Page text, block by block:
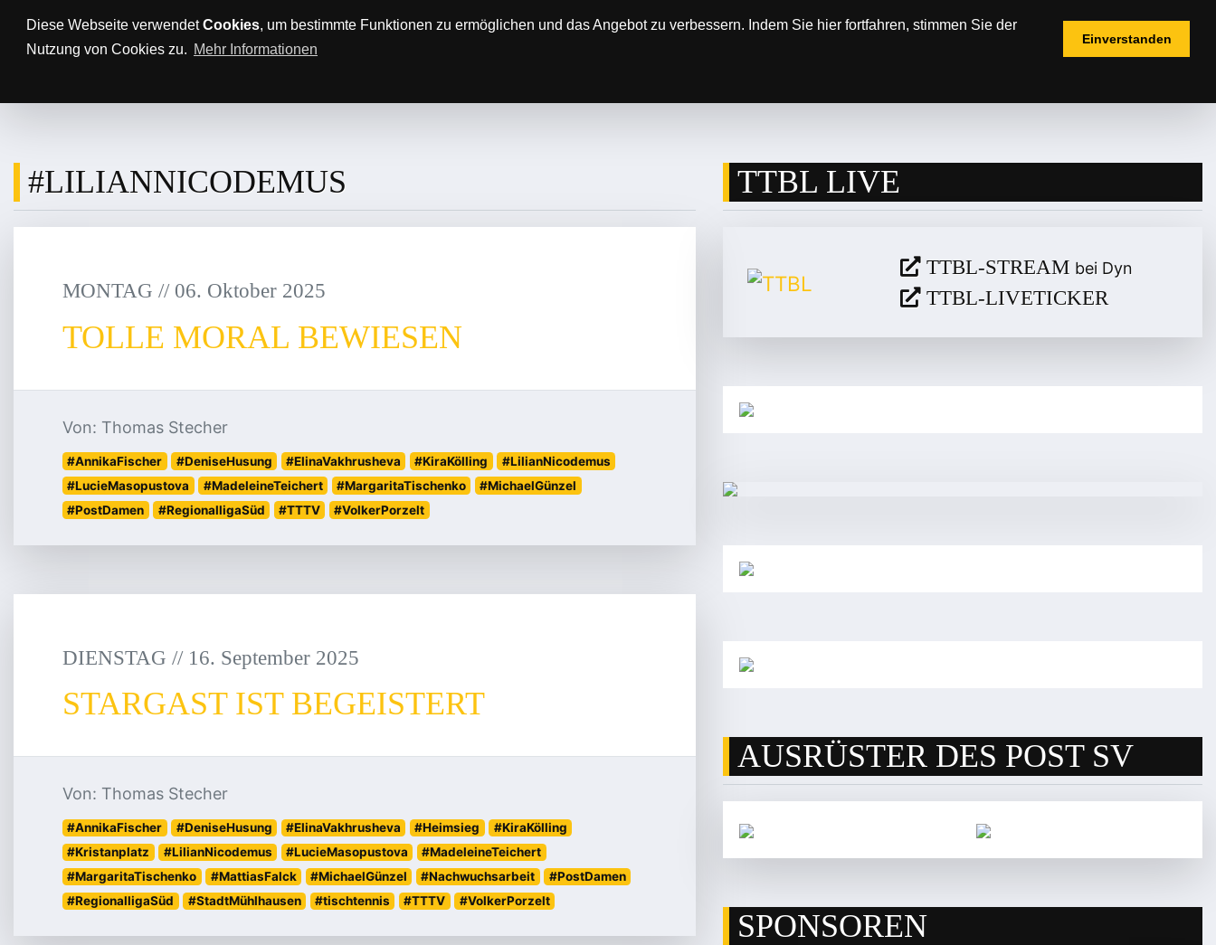
Diese Webseite verwendetCookies, um bestimmte Funktionen zu ermöglichen und das Angebot zu verbessern. Indem Sie hier fortfahren, stimmen Sie der
Nutzung von Cookies zu. Mehr Informationen
Einverstanden
Anfahrt/Parkplätze Impressum Datenschutz
#LILIANNICODEMUS
MONTAG // 06. Oktober 2025
TOLLE MORAL BEWIESEN
Von: Thomas Stecher
#AnnikaFischer #DeniseHusung #ElinaVakhrusheva #KiraKölling
#LilianNicodemus
#LucieMasopustova
#MadeleineTeichert #MargaritaTischenko
#MichaelGünzel
#PostDamen
#RegionalligaSüd #TTTV #VolkerPorzelt
DIENSTAG // 16. September 2025
STARGAST IST BEGEISTERT
Von: Thomas Stecher
#AnnikaFischer #DeniseHusung #ElinaVakhrusheva #Heimsieg
#KiraKölling
#Kristanplatz
#LilianNicodemus #LucieMasopustova
#MadeleineTeichert
#MargaritaTischenko
#MattiasFalck #MichaelGünzel #Nachwuchsarbeit
#PostDamen
#RegionalligaSüd
#StadtMühlhausen #tischtennis #TTTV #VolkerPorzelt
TTBL LIVE
TTBL-STREAM bei Dyn
TTBL-LIVETICKER
AUSRÜSTER DES POST SV
SPONSOREN